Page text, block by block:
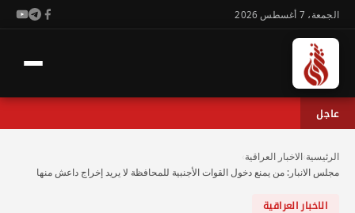
الجمعة، 7 أغسطس 2026
عاجل
الرئيسية الاخبار العراقية
مجلس الانبار: من يمنع دخول القوات الأجنبية للمحافظة لا يريد إخراج داعش منها
الاخبار العراقية